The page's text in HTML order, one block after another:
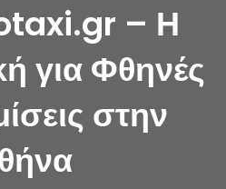
– Η
για Φθηνές
στην